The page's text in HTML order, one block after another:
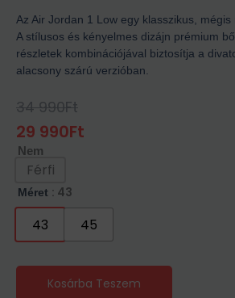
Az Air Jordan 1 Low egy klasszikus,
A stílusos és kényelmes dizájn prémium
részletek kombinációjával biztosítja a
alacsony szárú verzióban.
34 990Ft
Original
Was:
34
990Ft.
29 990Ft
Current
Is:
29
990Ft.
Nem
Férfi
Méret : 43
43 45
Kosárba Teszem